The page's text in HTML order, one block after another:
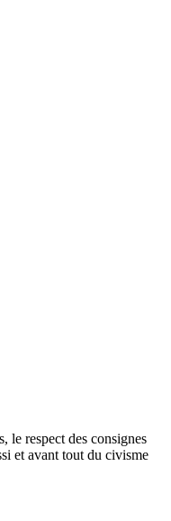
le respect des consignes
et avant tout du civisme